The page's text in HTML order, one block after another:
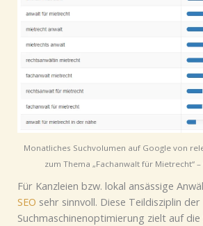
Monatliches Suchvolumen auf Google von
zum Thema „Fachanwalt für Mietrecht“
Für Kanzleien bzw. lokal ansässige
SEO sehr sinnvoll. Diese Teildisziplin der
Suchmaschinenoptimierung zielt auf